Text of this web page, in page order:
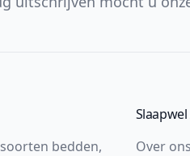
bedden,
Over ons